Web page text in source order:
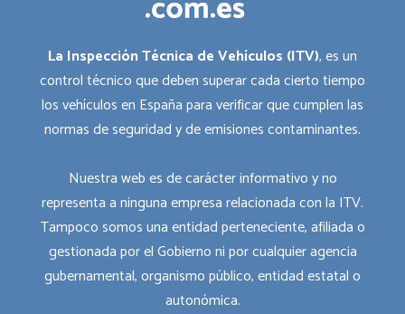
La Inspección Técnica de Vehículos (ITV), es un
control técnico que deben superar cada cierto tiempo
los vehículos en España para verificar que cumplen las
normas de seguridad y de emisiones contaminantes.
Nuestra web es de carácter informativo y no
representa a ninguna empresa relacionada con la ITV.
Tampoco somos una entidad perteneciente, afiliada o
gestionada por el Gobierno ni por cualquier agencia
gubernamental, organismo público, entidad estatal o
autonómica.